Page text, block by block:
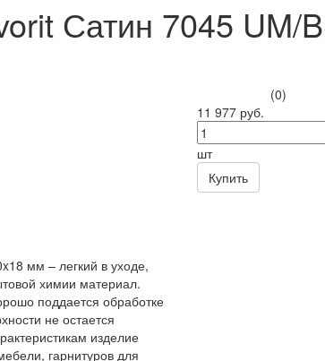
Сатин 7045 UM/
(0)
11 977 руб.
шт
Купить
мм – легкий в уходе,
химии материал.
поддается обработке
не остается
изделие
гарнитуров для